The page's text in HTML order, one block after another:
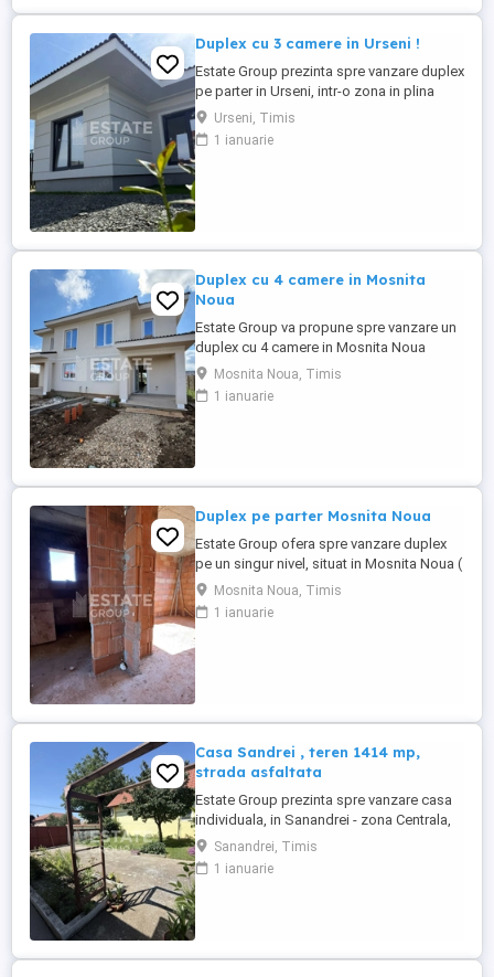
Duplex cu 3 camere in Urseni !
Estate Group prezinta spre vanzare duplex
pe parter in Urseni, intr-o zona in plina
dezvoltare ! Suprafata utila de 75 mp,
suprafata teren 310 mp, compartimentat
astfel: Parter: * antreu spatios * living *
Urseni, Timis
1 ianuarie
Duplex cu 4 camere in Mosnita
Noua
Estate Group va propune spre vanzare un
duplex cu 4 camere in Mosnita Noua
Dispune de 110 mp utili si 300 mp teren!
Compartimentare: PARTER -antreu -living
cu iesire pe terasa -bucatarie inchisa -baie
Mosnita Noua, Timis
1 ianuarie
Duplex pe parter Mosnita Noua
Estate Group ofera spre vanzare duplex
pe un singur nivel, situat in Mosnita Noua (
cu acces si de pe Calea Urseni ), avand 3
camere, cu suprafata utila de 70 mp utili si
teren de 311 mp, compartimentat astfel: -
Mosnita Noua, Timis
1 ianuarie
Casa Sandrei , teren 1414 mp,
strada asfaltata
Estate Group prezinta spre vanzare casa
individuala, in Sanandrei - zona Centrala,
cu un teren de 1414 mp, suprafata
construita de 185 mp, suprafata utila de
140 mp, compartimentata astfel: Parter:
Sanandrei, Timis
1 ianuarie